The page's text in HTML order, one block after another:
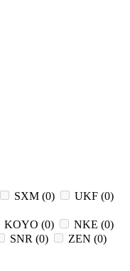
SXM (0) UKF (0)
KOYO (0) NKE (0)
SNR (0) ZEN (0)